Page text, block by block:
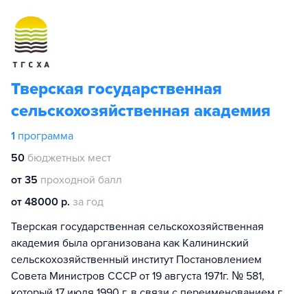
Тверская государственная
сельскохозяйственная академия
1 программа
50 бюджетных мест
от 35 проходной балл
от 48000 р. за год
Тверская государственная сельскохозяйственная
академия была организована как Калининский
сельскохозяйственный институт Постановлением
Совета Министров СССР от 19 августа 1971г. № 581,